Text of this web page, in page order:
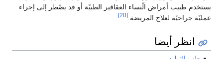
يستخدم طبيب أمراض الّنساء العقاقير الطبيّة أو قد يضّطر إلى إجراء
عمليّة جراحيّة لعلاج المريضة. [20]
انظر أيضا